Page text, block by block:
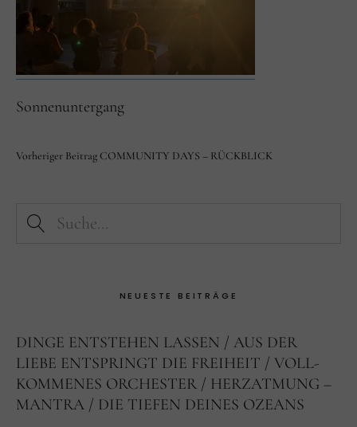
Sonnenuntergang
Vorheriger Beitrag COMMUNITY DAYS – RÜCKBLICK
NEUESTE BEITRÄGE
DINGE ENTSTEHEN LASSEN
AUS DER
LIEBE ENTSPRINGT DIE FREIHEIT
VOLL-
KOMMENES ORCHESTER
HERZATMUNG –
MANTRA
DIE TIEFEN DEINES OZEANS